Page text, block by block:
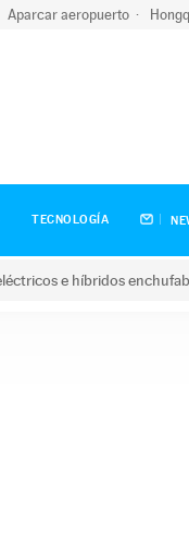
Aparcar aeropuerto
TECNOLOGÍA
e híbridos